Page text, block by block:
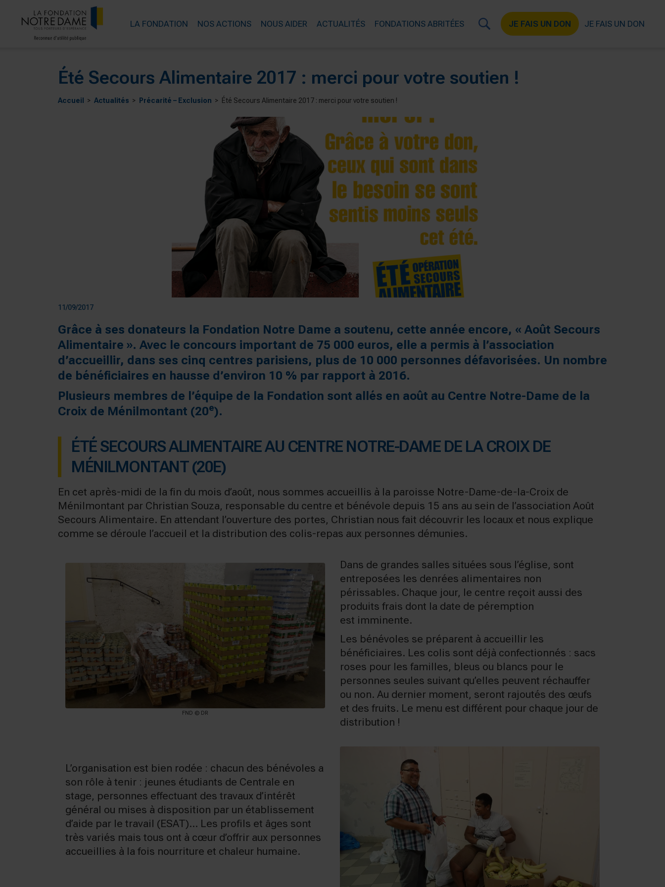
LA FONDATION NOS ACTIONS NOUS AIDER ACTUALITÉS FONDATIONS ABRITÉES JE FAIS UN DON JE FAIS UN DON
Été Secours Alimentaire 2017 : merci pour votre soutien !
Accueil Actualités Précarité – Exclusion Été Secours Alimentaire 2017 : merci pour votre soutien !
11/09/2017
Grâce à ses donateurs la Fondation Notre Dame a soutenu, cette année encore, « Août Secours
Alimentaire ». Avec le concours important de 75 000 euros, elle a permis à l’association
d’accueillir, dans ses cinq centres parisiens, plus de 10 000 personnes défavorisées. Un nombre
de bénéficiaires en hausse d’environ 10 % par rapport à 2016.
Plusieurs membres de l’équipe de la Fondation sont allés en août au Centre Notre-Dame de la
Croix de Ménilmontant (20e).
ÉTÉ SECOURS ALIMENTAIRE AU CENTRE NOTRE-DAME DE LA CROIX DE
MÉNILMONTANT (20E)
En cet après-midi de la fin du mois d’août, nous sommes accueillis à la paroisse Notre-Dame-de-la-Croix de
Ménilmontant par Christian Souza, responsable du centre et bénévole depuis 15 ans au sein de l’association Août
Secours Alimentaire. En attendant l’ouverture des portes, Christian nous fait découvrir les locaux et nous explique
comme se déroule l’accueil et la distribution des colis-repas aux personnes démunies.
FND © DR
Dans de grandes salles situées sous l’église, sont
entreposées les denrées alimentaires non
périssables. Chaque jour, le centre reçoit aussi des
produits frais dont la date de péremption
est imminente.
Les bénévoles se préparent à accueillir les
bénéficiaires. Les colis sont déjà confectionnés : sacs
roses pour les familles, bleus ou blancs pour le
personnes seules suivant qu’elles peuvent réchauffer
ou non. Au dernier moment, seront rajoutés des œufs
et des fruits. Le menu est différent pour chaque jour de
distribution !
L’organisation est bien rodée : chacun des bénévoles a
son rôle à tenir : jeunes étudiants de Centrale en
stage, personnes effectuant des travaux d’intérêt
général ou mises à disposition par un établissement
d’aide par le travail (ESAT)… Les profils et âges sont
très variés mais tous ont à cœur d’offrir aux personnes
accueillies à la fois nourriture et chaleur humaine.